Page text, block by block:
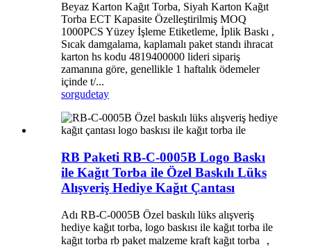
Beyaz Karton Kağıt Torba, Siyah Karton Kağıt
Torba ECT Kapasite Özelleştirilmiş MOQ
1000PCS Yüzey İşleme Etiketleme, İplik Baskı ,
Sıcak damgalama, kaplamalı paket standı ihracat
karton hs kodu 4819400000 lideri sipariş
zamanına göre, genellikle 1 haftalık ödemeler
içinde t/...
sorgudetay
RB Paketi RB-C-0005B Logo Baskı
ile Kağıt Torba ile Özel Baskılı Lüks
Alışveriş Hediye Kağıt Çantası
Adı RB-C-0005B Özel baskılı lüks alışveriş
hediye kağıt torba, logo baskısı ile kağıt torba ile
kağıt torba rb paket malzeme kraft kağıt torba ，